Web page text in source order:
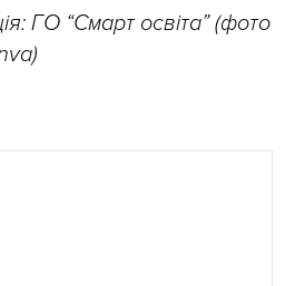
ГО “Смарт освіта” (фото